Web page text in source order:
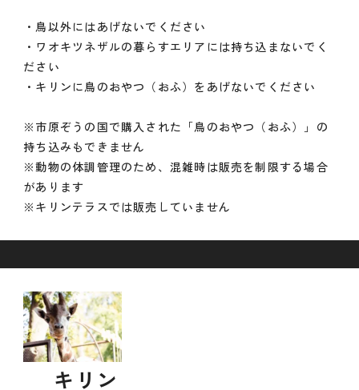
・鳥以外にはあげないでください
・ワオキツネザルの暮らすエリアには持ち込まないでく
ださい
・キリンに鳥のおやつ（おふ）をあげないでください
※市原ぞうの国で購入された「鳥のおやつ（おふ）」の
持ち込みもできません
※動物の体調管理のため、混雑時は販売を制限する場合
があります
※キリンテラスでは販売していません
キリン